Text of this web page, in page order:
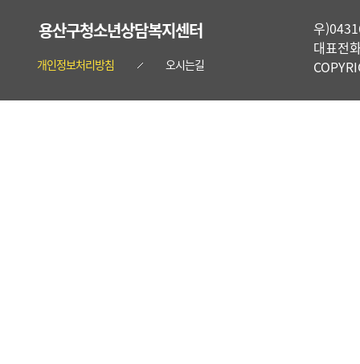
용산구청소년상담복지센터
개인정보처리방침 오시는길
우
대표전